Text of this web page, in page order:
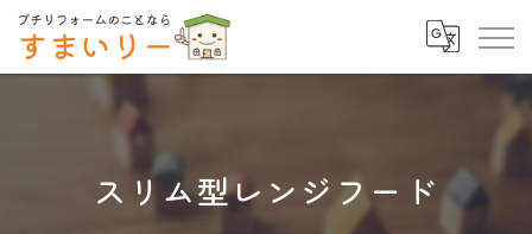
スリム型レンジフード